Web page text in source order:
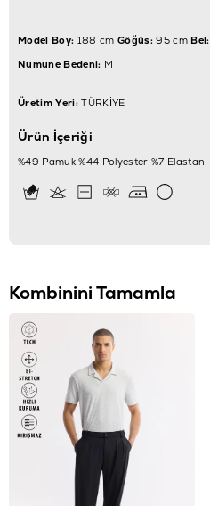
Model Boy: 188 cm Göğüs:95 cmBel:
Numune Bedeni: M
Üretim Yeri:TÜRKİYE
Ürün İçeriği
%49 Pamuk %44 Polyester %7 Elastan
Kombinini Tamamla